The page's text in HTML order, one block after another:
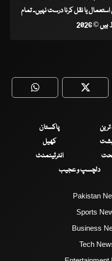
یا نقل کرنا درست نہیں۔ تمام
© 2026
WhatsApp
ترین
پاکستان
کھیل
انٹرٹینمنٹ
دلچسپ و عجیب
Pakistan
Sports
Business
Tech